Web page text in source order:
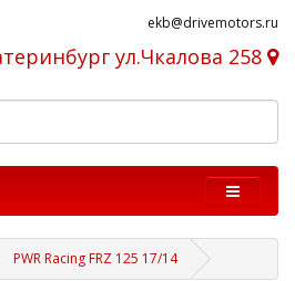
ekb@drivemotors.ru
ул.Чкалова 258
PWR Racing FRZ 125 17/14